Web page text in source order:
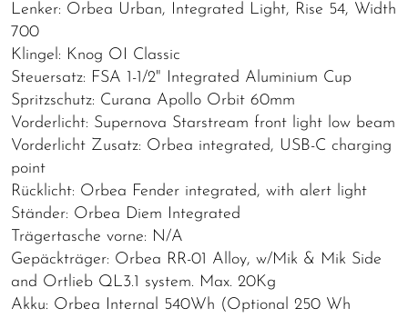
Lenker: Orbea Urban, Integrated Light, Rise 54, Width
700
Klingel: Knog OI Classic
Steuersatz: FSA 1-1/2" Integrated Aluminium Cup
Spritzschutz: Curana Apollo Orbit 60mm
Vorderlicht: Supernova Starstream front light low beam
Vorderlicht Zusatz: Orbea integrated, USB-C charging
point
Rücklicht: Orbea Fender integrated, with alert light
Ständer: Orbea Diem Integrated
Trägertasche vorne: N/A
Gepäckträger: Orbea RR-01 Alloy, w/Mik & Mik Side
and Ortlieb QL3.1 system. Max. 20Kg
Akku: Orbea Internal 540Wh (Optional 250 Wh